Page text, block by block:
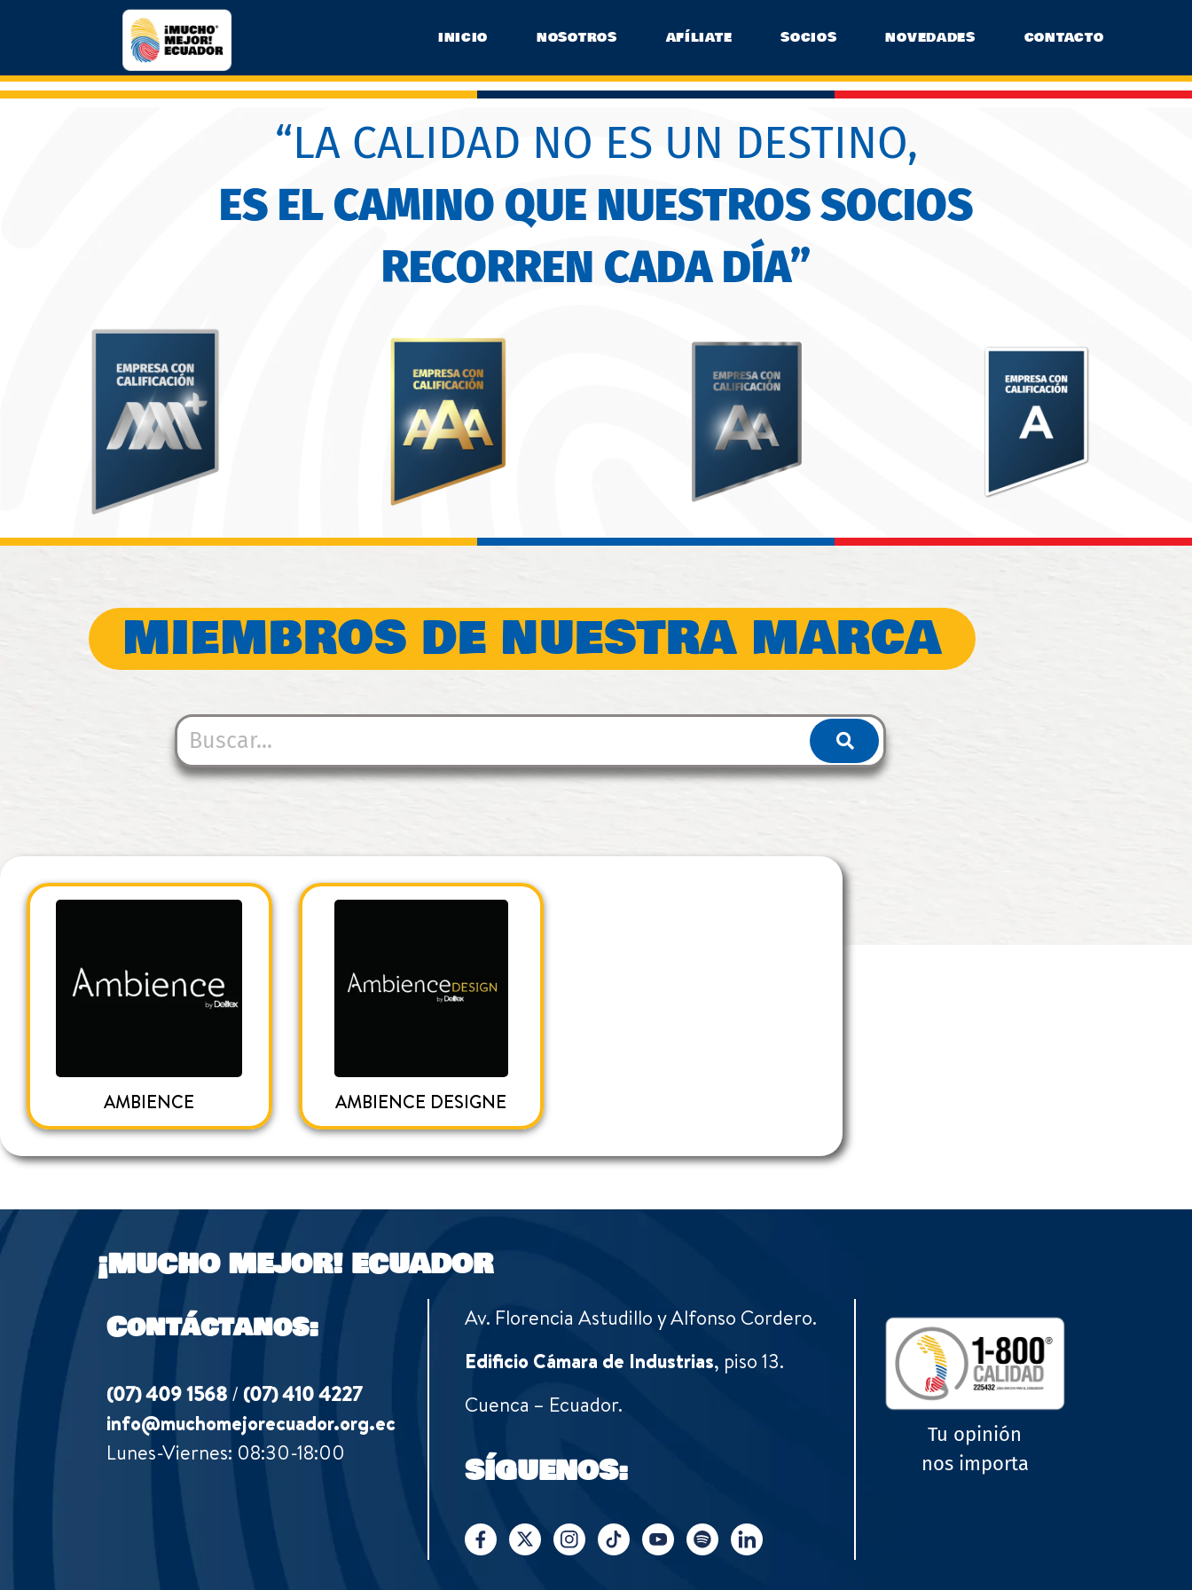
INICIO NOSOTROS AFÍLIATE SOCIOS NOVEDADES CONTACTO
“LA CALIDAD NO ES UN DESTINO,
ES EL CAMINO QUE NUESTROS SOCIOS
RECORREN CADA DÍA”
MIEMBROS DE NUESTRA MARCA
AMBIENCE AMBIENCE DESIGNE
¡MUCHO MEJOR! ECUADOR
Contáctanos:
(07) 409 1568 / (07) 410 4227
info@muchomejorecuador.org.ec
Lunes-Viernes: 08:30-18:00
Av. Florencia Astudillo y Alfonso Cordero.
Edificio Cámara de Industrias, piso 13.
Cuenca – Ecuador.
SÍGUENOS:
Tu opinión
nos importa